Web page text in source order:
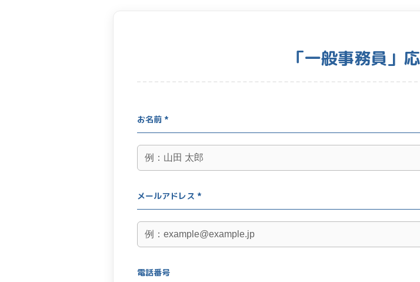
「一般事務員」
お名前 *
メールアドレス *
電話番号